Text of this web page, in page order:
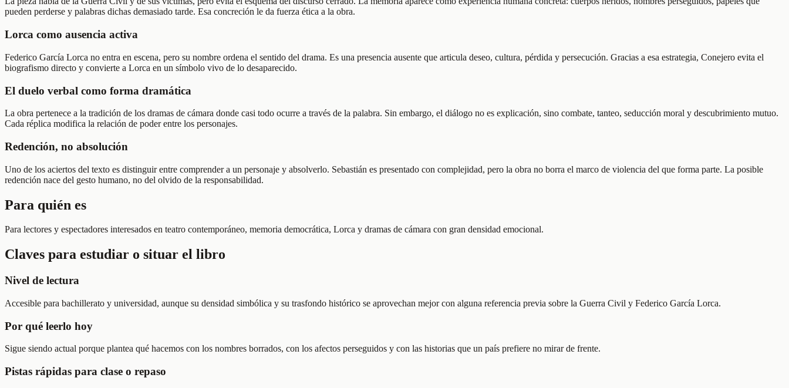
pueden perderse y palabras dichas demasiado tarde. Esa concreción le da fuerza ética a la obra.
Lorca como ausencia activa
Federico García Lorca no entra en escena, pero su nombre ordena el sentido del drama. Es una presencia ausente que articula deseo, cultura, pérdida y persecución. Gracias a esa estrategia, Conejero evita el
biografismo directo y convierte a Lorca en un símbolo vivo de lo desaparecido.
El duelo verbal como forma dramática
La obra pertenece a la tradición de los dramas de cámara donde casi todo ocurre a través de la palabra. Sin embargo, el diálogo no es explicación, sino combate, tanteo, seducción moral y descubrimiento mutuo.
Cada réplica modifica la relación de poder entre los personajes.
Redención, no absolución
Uno de los aciertos del texto es distinguir entre comprender a un personaje y absolverlo. Sebastián es presentado con complejidad, pero la obra no borra el marco de violencia del que forma parte. La posible
redención nace del gesto humano, no del olvido de la responsabilidad.
Para quién es
Para lectores y espectadores interesados en teatro contemporáneo, memoria democrática, Lorca y dramas de cámara con gran densidad emocional.
Claves para estudiar o situar el libro
Nivel de lectura
Accesible para bachillerato y universidad, aunque su densidad simbólica y su trasfondo histórico se aprovechan mejor con alguna referencia previa sobre la Guerra Civil y Federico García Lorca.
Por qué leerlo hoy
Sigue siendo actual porque plantea qué hacemos con los nombres borrados, con los afectos perseguidos y con las historias que un país prefiere no mirar de frente.
Pistas rápidas para clase o repaso